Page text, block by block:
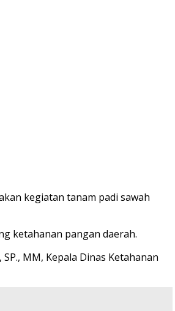
kegiatan tanam padi sawah
ketahanan pangan daerah.
MM, Kepala Dinas Ketahanan